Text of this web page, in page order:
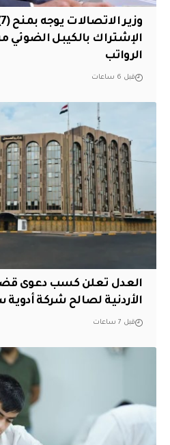
الإشتراك بالكيبل الضوئي
الرواتب
قبل 6 ساعات
العدل تعلن كسب دعوى
الأردنية لصالح شركة أدوية
قبل 7 ساعات